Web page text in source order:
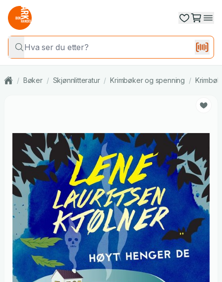
/ Bøker / Skjønnlitteratur / Krimbøker og spenning /